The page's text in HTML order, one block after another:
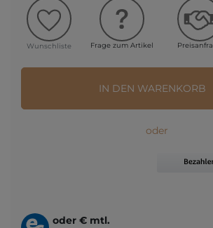
Wunschliste Frage zum Artikel
IN DEN WARENKORB
oder
oder € mtl.